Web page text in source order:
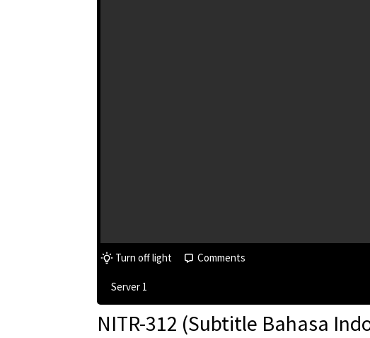
Turn off light Comments
Server 1
NITR-312 (Subtitle Bahasa